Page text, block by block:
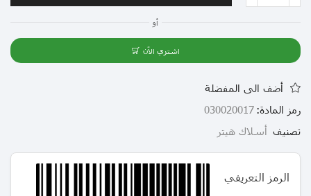
أو
اشتري الآن
أضف الى المفضلة
رمز المادة: 030020017
تصنيف أسلاك هيتر
الرمز التعريفي